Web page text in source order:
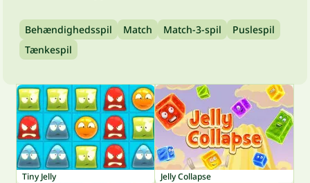
Behændighedsspil Match Match-3-spil
Puslespil
Tænkespil
Tiny Jelly Jelly Collapse